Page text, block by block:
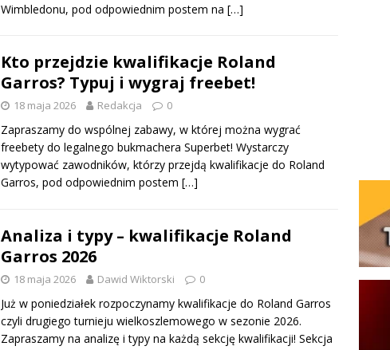
Wimbledonu, pod odpowiednim postem na […]
Kto przejdzie kwalifikacje Roland
Garros? Typuj i wygraj freebet!
18 maja 2026 Redakcja 0
Zapraszamy do wspólnej zabawy, w której można wygrać
freebety do legalnego bukmachera Superbet! Wystarczy
wytypować zawodników, którzy przejdą kwalifikacje do Roland
Garros, pod odpowiednim postem […]
Analiza i typy – kwalifikacje Roland
Garros 2026
18 maja 2026 Dawid Wiktorski 0
Już w poniedziałek rozpoczynamy kwalifikacje do Roland Garros
czyli drugiego turnieju wielkoszlemowego w sezonie 2026.
Zapraszamy na analizę i typy na każdą sekcję kwalifikacji! Sekcja